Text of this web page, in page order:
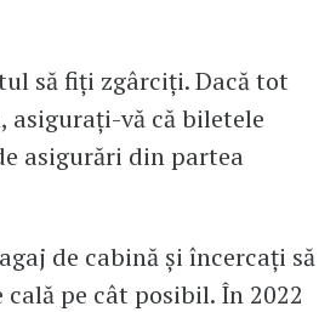
să fiți zgârciți. Dacă tot
asigurați-vă că biletele
asigurări din partea
de cabină și încercați să
pe cât posibil. În 2022